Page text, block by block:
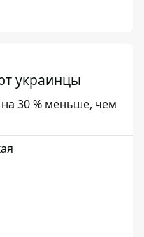
украинцы
30 % меньше, чем